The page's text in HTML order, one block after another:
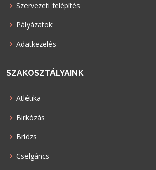
Szervezeti felépítés
Pályázatok
Adatkezelés
SZAKOSZTÁLYAINK
Atlétika
Birkózás
Bridzs
Cselgáncs